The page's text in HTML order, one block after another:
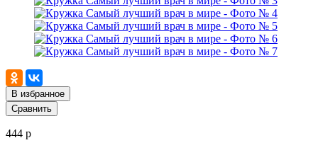
В избранное
Сравнить
444 р